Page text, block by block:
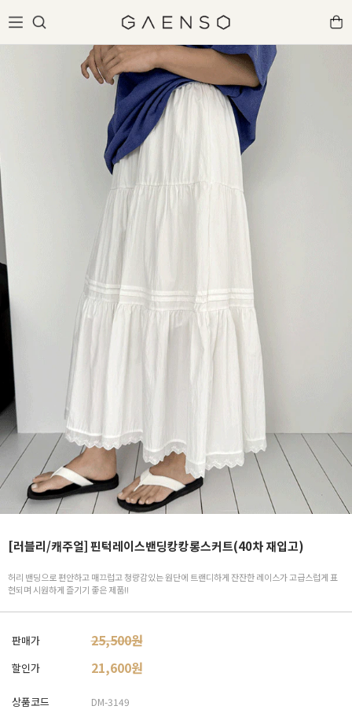
[러블리/캐주얼] 핀턱레이스밴딩캉캉롱스커트(40차 재입고)
허리 밴딩으로 편안하고 매끄럽고 청량감있는 원단에 트랜디하게 잔잔한 레이스가 고급스럽게 표
현되며 시원하게 즐기기 좋은 제품!!
판매가 25,500원
할인가 21,600원
상품코드 DM-3149